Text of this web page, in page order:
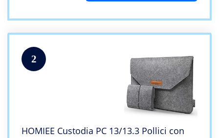
2
HOMIEE Custodia PC 13/13.3 Pollici con